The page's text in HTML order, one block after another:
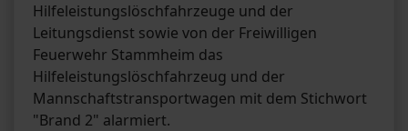
Hilfeleistungslöschfahrzeuge und der
Leitungsdienst sowie von der Freiwilligen
Feuerwehr Stammheim das
Hilfeleistungslöschfahrzeug und der
Mannschaftstransportwagen mit dem Stichwort
"Brand 2" alarmiert.